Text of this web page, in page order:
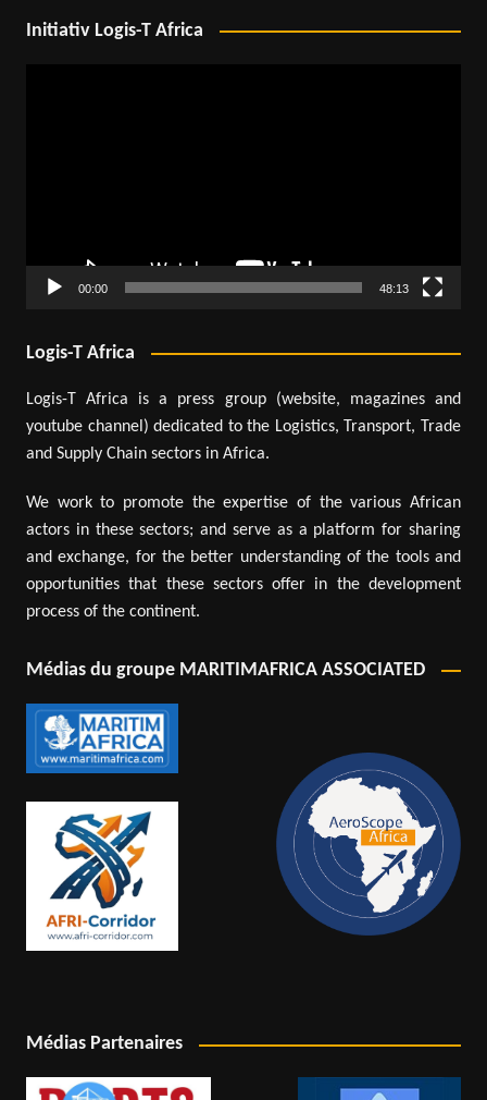
Initiativ Logis-T Africa
00:00 48:13
Logis-T Africa
Logis-T Africa is a press group (website, magazines and
youtube channel) dedicated to the Logistics, Transport, Trade
and Supply Chain sectors in Africa.
We work to promote the expertise of the various African
actors in these sectors; and serve as a platform for sharing
and exchange, for the better understanding of the tools and
opportunities that these sectors offer in the development
process of the continent.
Médias du groupe MARITIMAFRICA ASSOCIATED
Médias Partenaires